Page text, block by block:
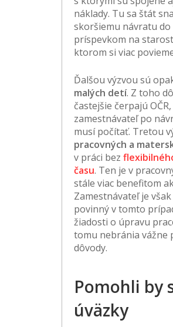
náklady. Tu sa štát
skoršiemu návratu do
príspevkom na
ktorom si viac
Ďalšou výzvou sú
malých detí. Z toho
častejšie čerpajú
zamestnávateľ po
musí počítať. Tretou
pracovných a
v práci bez
času. Ten je v
stále viac benefitom
Zamestnávateľ je
povinný v tomto
žiadosti o úpravu
tomu nebránia vážne
dôvody.
Pomohli by
úväzky